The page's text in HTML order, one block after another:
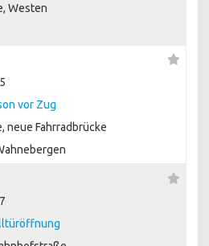
Westen
vor Zug
neue Fahrradbrücke